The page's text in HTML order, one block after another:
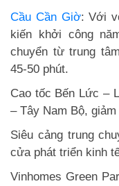
Cầu Cần Giờ: Với
kiến khởi công
chuyển từ trung
45-50 phút.
Cao tốc Bến Lức –
– Tây Nam Bộ,
Siêu cảng trung
cửa phát triển kinh
Vinhomes Green